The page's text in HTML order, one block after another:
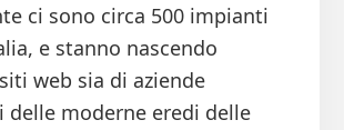
ci sono circa 500 impianti
e stanno nascendo
web sia di aziende
moderne eredi delle